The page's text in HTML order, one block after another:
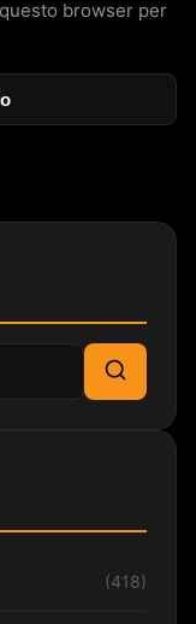
browser per
Cerca
(418)